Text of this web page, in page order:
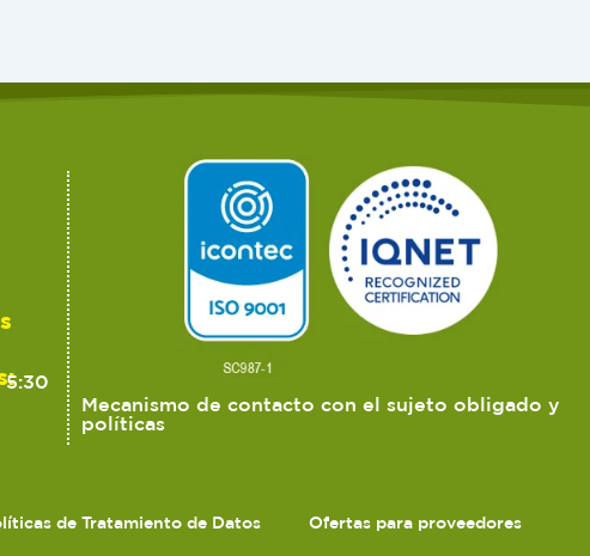
5:30
Mecanismo de contacto con el sujeto obligado y
políticas
de Tratamiento de Datos
Ofertas para proveedores